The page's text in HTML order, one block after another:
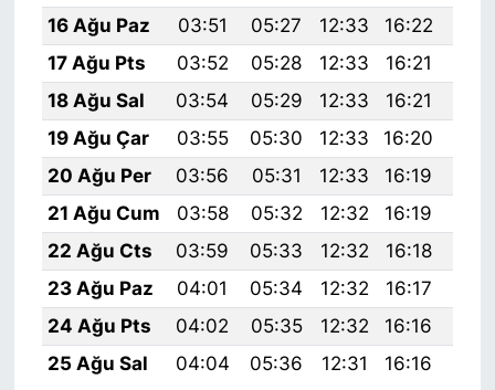
16 Ağu Paz
03:51 05:27 12:33 16:22
17 Ağu Pts
03:52 05:28 12:33 16:21
18 Ağu Sal
03:54 05:29 12:33 16:21
19 Ağu Çar
03:55 05:30 12:33 16:20
20 Ağu Per
03:56 05:31 12:33 16:19
21 Ağu Cum
03:58 05:32 12:32 16:19
22 Ağu Cts
03:59 05:33 12:32 16:18
23 Ağu Paz
04:01 05:34 12:32 16:17
24 Ağu Pts
04:02 05:35 12:32 16:16
25 Ağu Sal
04:04 05:36 12:31 16:16